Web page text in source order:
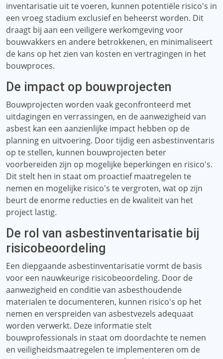
inventarisatie uit te voeren, kunnen potentiële risico's in
een vroeg stadium exclusief en beheerst worden. Dit
draagt ​​bij aan een veiligere werkomgeving voor
bouwvakkers en andere betrokkenen, en minimaliseert
de kans op het zien van kosten en vertragingen in het
bouwproces.
De impact op bouwprojecten
Bouwprojecten worden vaak geconfronteerd met
uitdagingen en verrassingen, en de aanwezigheid van
asbest kan een aanzienlijke impact hebben op de
planning en uitvoering. Door tijdig een asbestinventaris
op te stellen, kunnen bouwprojecten beter
voorbereiden zijn op mogelijke beperkingen en risico's.
Dit stelt hen in staat om proactief maatregelen te
nemen en mogelijke risico's te vergroten, wat op zijn
beurt de enorme reducties en de kwaliteit van het
project lastig.
De rol van asbestinventarisatie bij
risicobeoordeling
Een diepgaande asbestinventarisatie vormt de basis
voor een nauwkeurige risicobeoordeling. Door de
aanwezigheid en conditie van asbesthoudende
materialen te documenteren, kunnen risico's op het
nemen en verspreiden van asbestvezels adequaat
worden verwerkt. Deze informatie stelt
bouwprofessionals in staat om doordachte te nemen
en veiligheidsmaatregelen te implementeren om de